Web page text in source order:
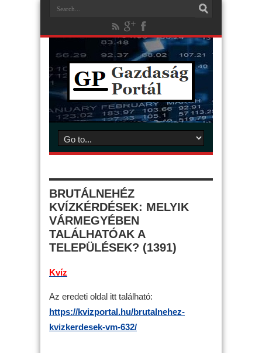
BRUTÁLNEHÉZ
KVÍZKÉRDÉSEK: MELYIK
VÁRMEGYÉBEN
TALÁLHATÓAK A
TELEPÜLÉSEK? (1391)
Kvíz
Az eredeti oldal itt található:
https://kvizportal.hu/brutalnehez-
kvizkerdesek-vm-632/